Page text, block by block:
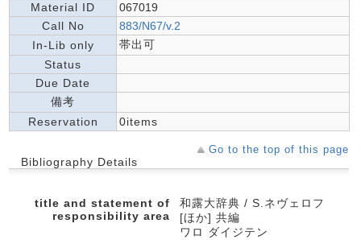
Material ID
067019
Call No
883/N67/v.2
In-Lib only
帯出可
Status
Due Date
備考
Reservation
0items
Go to the top of this page
Bibliography Details
title and statement of
responsibility area
和露大辞典 / S.ネヴェロフ
[ほか] 共編
ワロ ダイジテン